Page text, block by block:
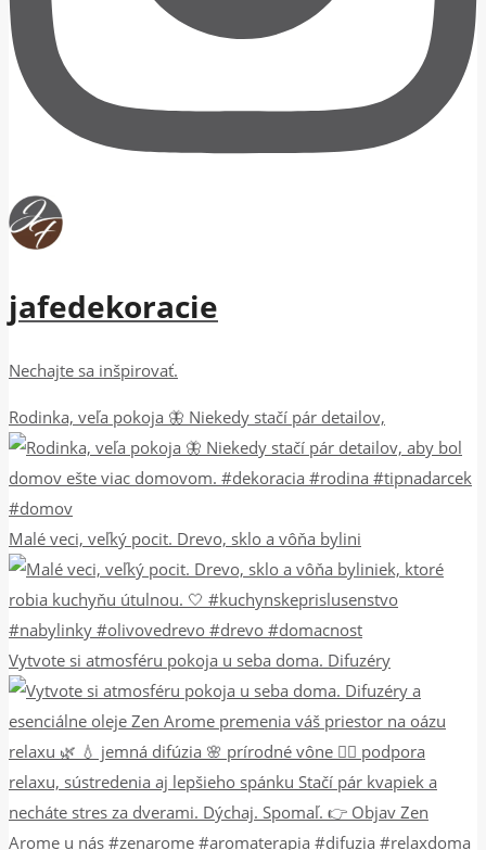
jafedekoracie
Nechajte sa inšpirovať.
Rodinka, veľa pokoja 🦋 Niekedy stačí pár detailov,
Malé veci, veľký pocit. Drevo, sklo a vôňa bylini
Vytvote si atmosféru pokoja u seba doma. Difuzéry